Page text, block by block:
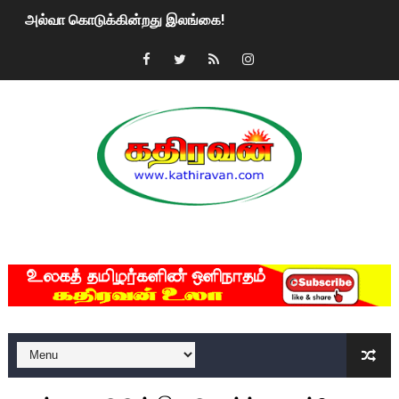
அல்வா கொடுக்கின்றது இலங்கை!
2ஆம் நாள் உக்ரைன் யுத்தம்!! எங்களைத் தனிமையில்
மகிந்த ராஜபக்சே பதவி விலக திட்டம்?
ரவுடி பேபிக்கு நடந்த தரமான சம்பவம்.. ஆபாச வீடியோக்களால்
குண்டை தூக்கிப்போட்ட ஆய்வு…. இந்தியாவின் “கோவிஷீல்டு”
யாழில் தமிழின தலைவர் பிரபாகரனின் பிறந்தநாளை
ஏர்போர்ட்டில் உதைத்த நபர் யார், என்ன நடந்தது?: உண்மையை
சீனா இலங்கையிடம் 8 மில்லியன் அமெரிக்க டொலர் நட்டஈடு